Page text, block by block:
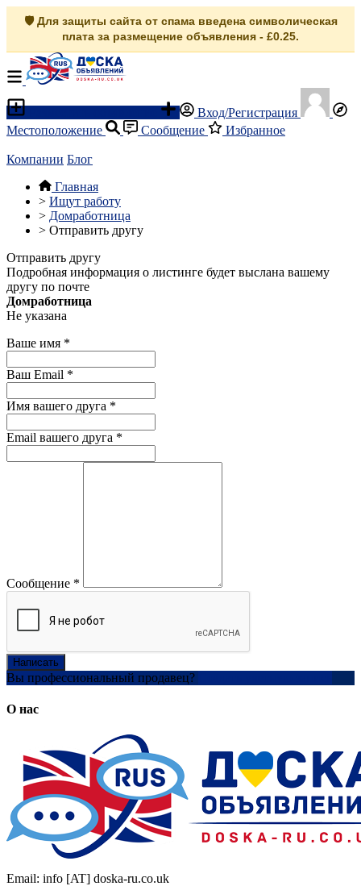
🛡️ Для защиты сайта от спама введена символическая
плата за размещение объявления - £0.25.
Вход/Регистрация
Местоположение
Сообщение Избранное
Компании Блог
Главная
> Ищут работу
> Домработница
> Отправить другу
Отправить другу
Подробная информация о листинге будет выслана вашему
другу по почте
Домработница
Не указана
Ваше имя *
Ваш Email *
Имя вашего друга *
Email вашего друга *
Сообщение *
Написать
Вы профессиональный продавец?
О нас
Email: info [AT] doska-ru.co.uk